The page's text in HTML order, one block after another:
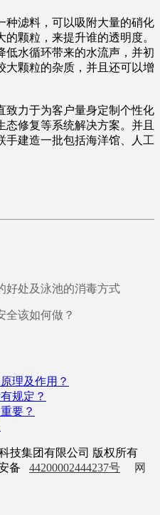
滤料，可以吸附大量的硝化
颗粒，来提升谁的透明度。
低水循环带来的水流声，并初
大颗粒的杂质，并且还可以增
力于为客户量身定制个性化
修复等系统解决方案。并且
手建造一批包括海洋馆、人工
好处及泳池的消毒方式
全该如何做？
理及作用？
规定？
要？
技集团有限公司 版权所有
备 44200002444237号
网